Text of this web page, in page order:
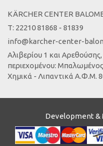
KÄRCHER CENTER
Τ: 22210 81868 - 81839
info@karcher-center-
Αλιβερίου 1 και
περιεχομένου:
Χημικά - Λιπαντικά Α.Φ.Μ.
Development &